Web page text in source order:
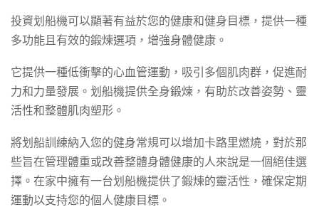
投資划船機可以顯著有益於您的健康和健身目標，提供一種
多功能且有效的鍛煉選項，增強身體健康。
它提供一種低衝擊的心血管運動，吸引多個肌肉群，促進耐
力和力量發展。划船機提供全身鍛煉，有助於改善姿勢、靈
活性和整體肌肉塑形。
將划船訓練納入您的健身常規可以增加卡路里燃燒，對於那
些旨在管理體重或改善整體身體健康的人來說是一個絕佳選
擇。在家中擁有一台划船機提供了鍛煉的靈活性，確保定期
運動以支持您的個人健康目標。